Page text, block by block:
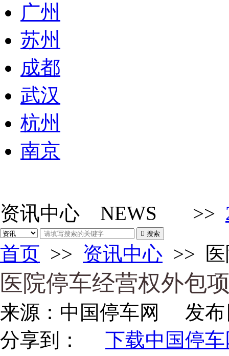
广州
苏州
成都
武汉
杭州
南京
资讯中心 NEWS >>
 搜索
首页 >> 资讯中心 >>
医院停车经营权外包
来源： 中国停车网
发布
分享到：
下载中国停车